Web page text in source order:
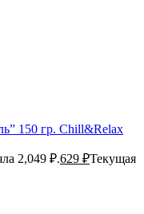
150 гр. Chill&Relax
2,049 ₽.629 ₽Текущая